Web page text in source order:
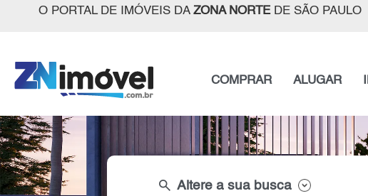
O PORTAL DE IMÓVEIS DA ZONA NORTEDE SÃO PAULO
COMPRAR ALUGAR
search Altere a sua busca